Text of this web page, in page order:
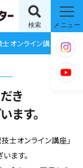
検索 メニュー
オンライン講座
き
ます。
士オンライン講座」
ます。